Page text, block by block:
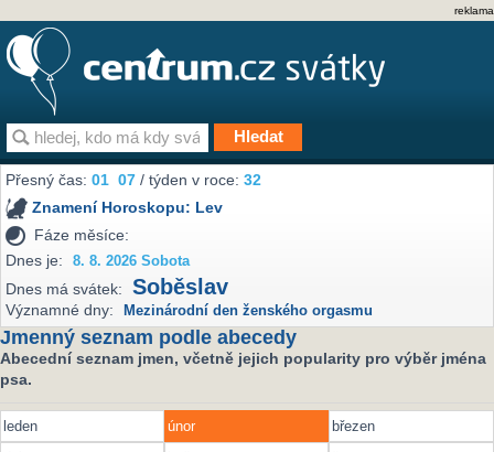
reklama
Přesný čas:01 07 / týden v roce:32
Znamení Horoskopu: Lev
Fáze měsíce:
Dnes je:
8. 8. 2026 Sobota
Dnes má svátek: Soběslav
Významné dny: Mezinárodní den ženského orgasmu
Jmenný seznam podle abecedy
Abecední seznam jmen, včetně jejich popularity pro výběr jména
psa.
leden únor
březen